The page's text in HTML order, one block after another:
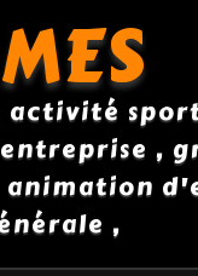
activité
,
,